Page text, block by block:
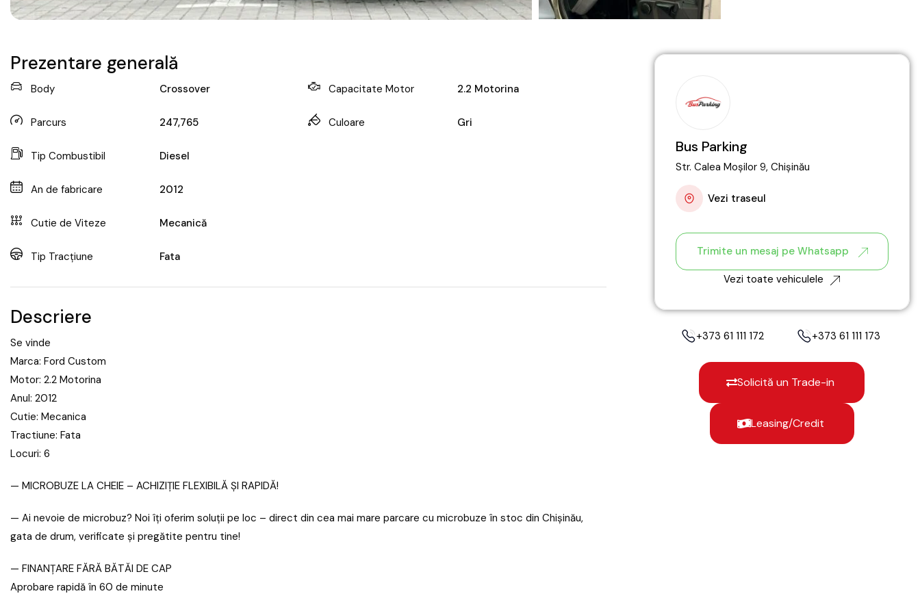
Prezentare generală
Body Crossover
Parcurs 247,765
Tip Combustibil Diesel
An de fabricare 2012
Cutie de Viteze Mecanică
Tip Tracțiune Fata
Capacitate Motor 2.2 Motorina
Culoare Gri
Descriere
Se vinde
Marca: Ford Custom
Motor: 2.2 Motorina
Anul: 2012
Cutie: Mecanica
Tractiune: Fata
Locuri: 6
— MICROBUZE LA CHEIE – ACHIZIȚIE FLEXIBILĂ ȘI RAPIDĂ!
— Ai nevoie de microbuz? Noi îți oferim soluții pe loc – direct din cea mai mare parcare cu microbuze în stoc din Chișinău,
gata de drum, verificate și pregătite pentru tine!
— FINANȚARE FĂRĂ BĂTĂI DE CAP
Aprobare rapidă în 60 de minute
Bus Parking
Str. Calea Moșilor 9, Chișinău
Vezi traseul
Trimite un mesaj pe Whatsapp
Vezi toate vehiculele
+373 61 111 172 +373 61 111 173
Solicită un Trade-in
Leasing/Credit